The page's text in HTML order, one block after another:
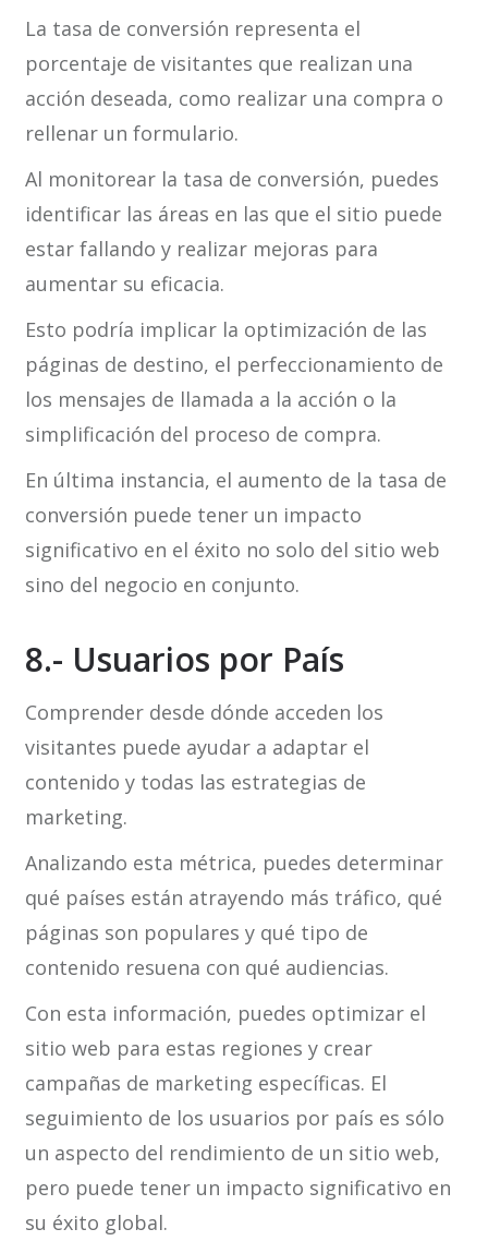
La tasa de conversión representa el
porcentaje de visitantes que realizan una
acción deseada, como realizar una compra o
rellenar un formulario.
Al monitorear la tasa de conversión, puedes
identificar las áreas en las que el sitio puede
estar fallando y realizar mejoras para
aumentar su eficacia.
Esto podría implicar la optimización de las
páginas de destino, el perfeccionamiento de
los mensajes de llamada a la acción o la
simplificación del proceso de compra.
En última instancia, el aumento de la tasa de
conversión puede tener un impacto
significativo en el éxito no solo del sitio web
sino del negocio en conjunto.
8.- Usuarios por País
Comprender desde dónde acceden los
visitantes puede ayudar a adaptar el
contenido y todas las estrategias de
marketing.
Analizando esta métrica, puedes determinar
qué países están atrayendo más tráfico, qué
páginas son populares y qué tipo de
contenido resuena con qué audiencias.
Con esta información, puedes optimizar el
sitio web para estas regiones y crear
campañas de marketing específicas. El
seguimiento de los usuarios por país es sólo
un aspecto del rendimiento de un sitio web,
pero puede tener un impacto significativo en
su éxito global.